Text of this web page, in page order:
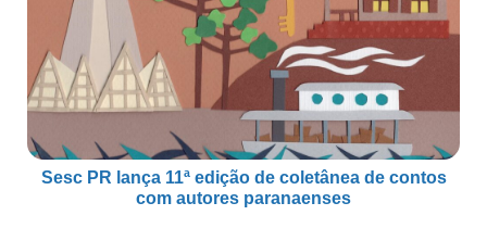
Sesc PR lança 11ª edição de coletânea de contos
com autores paranaenses